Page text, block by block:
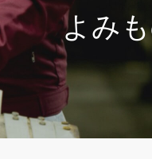
よみ